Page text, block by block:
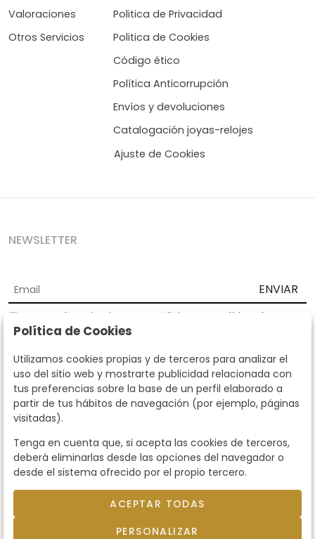
Valoraciones
Otros Servicios
Politica de Privacidad
Politica de Cookies
Código ético
Política Anticorrupción
Envíos y devoluciones
Catalogación joyas-relojes
Ajuste de Cookies
NEWSLETTER
ENVIAR
Acepto los Términos y Condiciones
Política de
privacidad
Según la LOPD y disposiciones de desarrollo, informamos que sus
datos personales serán tratados por parte de Subastas Segre con la
finalidad de gestionar la relación comercial. Puede ejercitar los
derechos de acceso, rectificación, cancelación, oposición y demás
derechos en los términos establecidos en la normativa vigente
dirigiéndote a nosotros. Asimismo, nos puede solicitar el envío de
llamando al teléfono 915159584 o enviando un e-mail a
info@subastassegre.es
Este sitio está protegido por reCAPTCHA y se aplican la
Términos de servicio de Google.
© 2026
Política de Cookies
Utilizamos cookies propias y de terceros para analizar el
uso del sitio web y mostrarte publicidad relacionada con
tus preferencias sobre la base de un perfil elaborado a
partir de tus hábitos de navegación (por ejemplo, páginas
visitadas).
Tenga en cuenta que, si acepta las cookies de terceros,
deberá eliminarlas desde las opciones del navegador o
desde el sistema ofrecido por el propio tercero.
ACEPTAR TODAS
PERSONALIZAR